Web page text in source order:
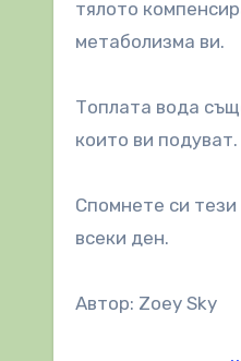
тялото
метаболизма ви.
Топлата вода
които ви подуват.
Спомнете си
всеки ден.
Автор: Zoey Sky